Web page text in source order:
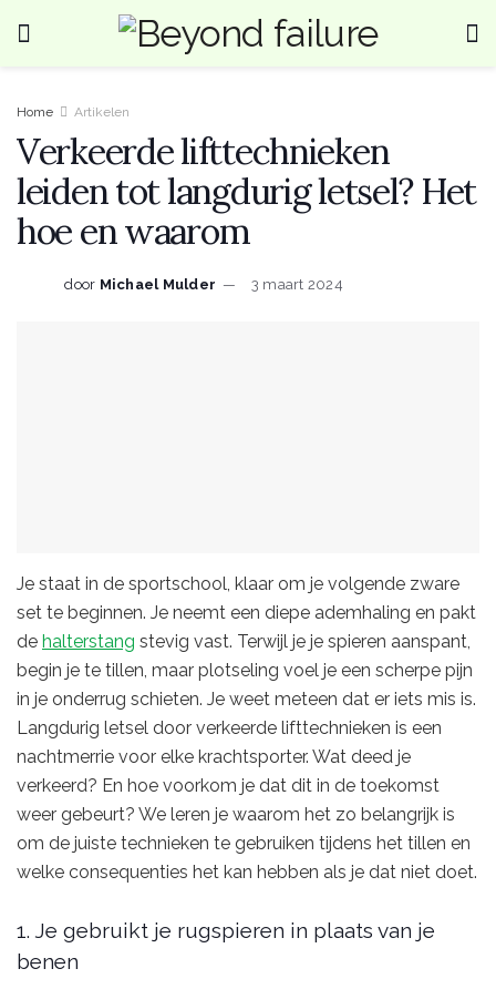
Home Artikelen
Verkeerde lifttechnieken
leiden tot langdurig letsel? Het
hoe en waarom
door Michael Mulder 3 maart 2024
Je staat in de sportschool, klaar om je volgende zware
set te beginnen. Je neemt een diepe ademhaling en pakt
de halterstang stevig vast. Terwijl je je spieren aanspant,
begin je te tillen, maar plotseling voel je een scherpe pijn
in je onderrug schieten. Je weet meteen dat er iets mis is.
Langdurig letsel door verkeerde lifttechnieken is een
nachtmerrie voor elke krachtsporter. Wat deed je
verkeerd? En hoe voorkom je dat dit in de toekomst
weer gebeurt? We leren je waarom het zo belangrijk is
om de juiste technieken te gebruiken tijdens het tillen en
welke consequenties het kan hebben als je dat niet doet.
1. Je gebruikt je rugspieren in plaats van je
benen